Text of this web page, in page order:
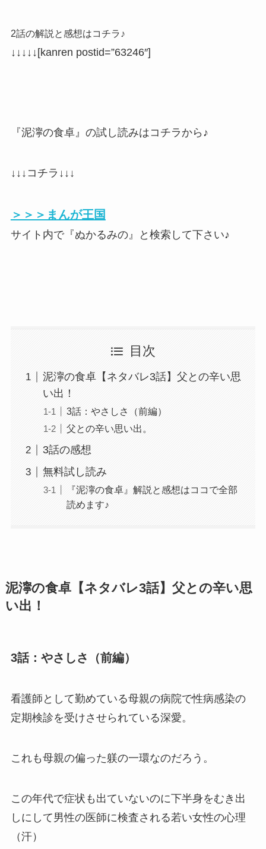
2話の解説と感想はコチラ♪
↓↓↓↓↓[kanren postid=”63246″]
『泥濘の食卓』の試し読みはコチラから♪
↓↓↓コチラ↓↓↓
＞＞＞まんが王国
サイト内で『ぬかるみの』と検索して下さい♪
目次
泥濘の食卓【ネタバレ3話】父との辛い思
い出！
3話：やさしさ（前編）
父との辛い思い出。
3話の感想
無料試し読み
『泥濘の食卓』解説と感想はココで全部
読めます♪
泥濘の食卓【ネタバレ3話】父との辛い思
い出！
3話：やさしさ（前編）
看護師として勤めている母親の病院で性病感染の
定期検診を受けさせられている深愛。
これも母親の偏った躾の一環なのだろう。
この年代で症状も出ていないのに下半身をむき出
しにして男性の医師に検査される若い女性の心理
（汗）